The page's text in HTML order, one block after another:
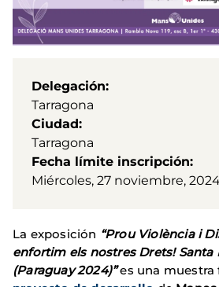
Delegación
Tarragona
Ciudad
Tarragona
Fecha límite inscripción
Miércoles, 27 noviembre,
La exposición “Prou Violència i
enfortim els nostres Drets! Santa
(Paraguay 2024)”es una muestra